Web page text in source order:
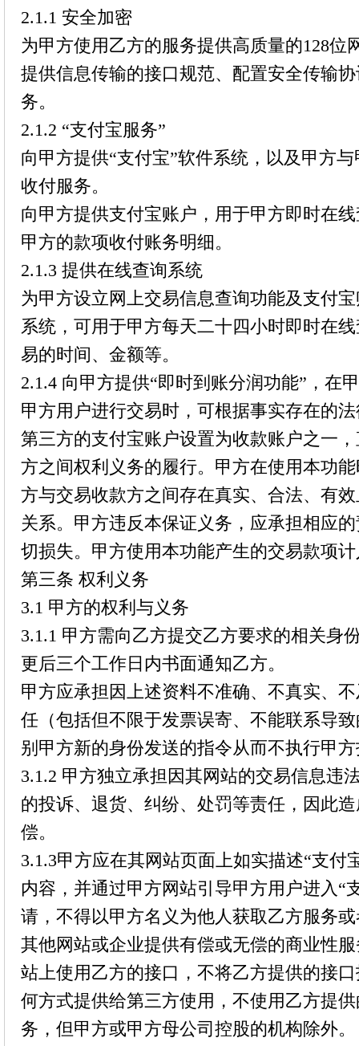
2.1.1 安全加密
为甲方使用乙方的服务提供高质量的128位
提供信息传输的接口规范、配置安全传输
务。
2.1.2 “支付宝服务”
向甲方提供“支付宝”软件系统，以及甲方
收付服务。
向甲方提供支付宝账户，用于甲方即时在
甲方的款项收付账务明细。
2.1.3 提供在线查询系统
为甲方设立网上交易信息查询功能及支付
系统，可用于甲方每天二十四小时即时在
易的时间、金额等。
2.1.4 向甲方提供“即时到账分润功能”，在
甲方用户进行交易时，可根据事实存在的
第三方的支付宝账户设置为收款账户之一
方之间权利义务的履行。甲方在使用本功
方与交易收款方之间存在真实、合法、有
关系。甲方违反本保证义务，应承担相应
切损失。甲方使用本功能产生的交易款项
第三条 权利义务
3.1 甲方的权利与义务
3.1.1 甲方需向乙方提交乙方要求的相关身
更后三个工作日内书面通知乙方。
甲方应承担因上述资料不准确、不真实、
任（包括但不限于发票误寄、不能联系导
别甲方新的身份发送的指令从而不执行甲
3.1.2 甲方独立承担因其网站的交易信息违
的投诉、退货、纠纷、处罚等责任，因此
偿。
3.1.3甲方应在其网站页面上如实描述“支付
内容，并通过甲方网站引导甲方用户进入“
请，不得以甲方名义为他人获取乙方服务
其他网站或企业提供有偿或无偿的商业性
站上使用乙方的接口，不将乙方提供的接
何方式提供给第三方使用，不使用乙方提
务，但甲方或甲方母公司控股的机构除外。